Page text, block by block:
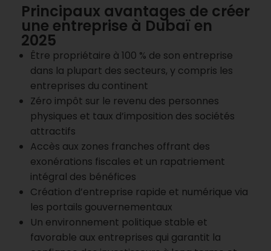
Principaux avantages de créer
une entreprise à Dubaï en
2025
Être propriétaire à 100 % de son entreprise
dans la plupart des secteurs, y compris les
entreprises du continent
Zéro impôt sur le revenu des personnes
physiques et taux d’imposition des sociétés
attractifs
Accès aux zones franches offrant des
exonérations fiscales et un rapatriement
intégral des bénéfices
Création d’entreprise rapide et numérique via
les portails gouvernementaux
Un environnement politique stable et
favorable aux entreprises qui garantit la